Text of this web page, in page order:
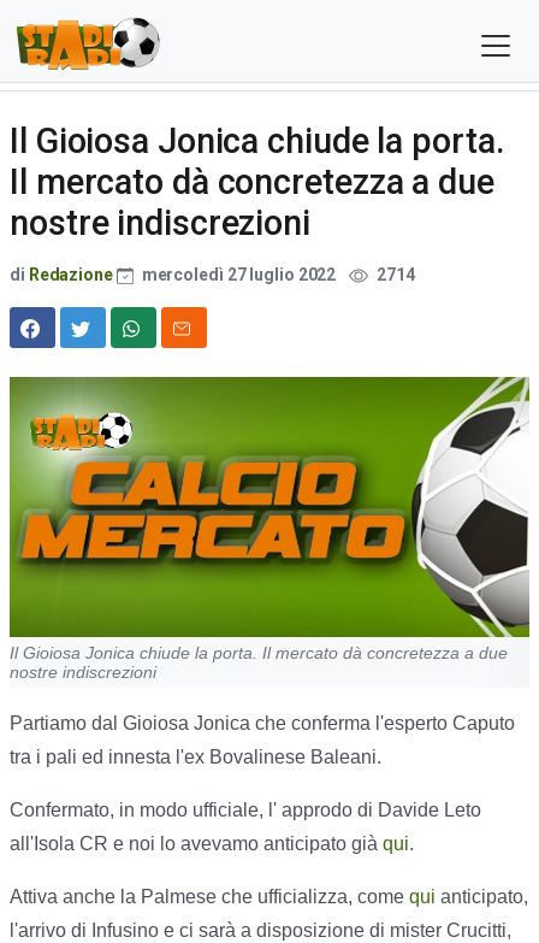
Il Gioiosa Jonica chiude la porta.
Il mercato dà concretezza a due
nostre indiscrezioni
di Redazione mercoledì 27 luglio 2022 2714
Il Gioiosa Jonica chiude la porta. Il mercato dà concretezza a due
nostre indiscrezioni
Partiamo dal Gioiosa Jonica che conferma l'esperto Caputo
tra i pali ed innesta l'ex Bovalinese Baleani.
Confermato, in modo ufficiale, l' approdo di Davide Leto
all'Isola CR e noi lo avevamo anticipato già qui.
Attiva anche la Palmese che ufficializza, come qui anticipato,
l'arrivo di Infusino e ci sarà a disposizione di mister Crucitti,